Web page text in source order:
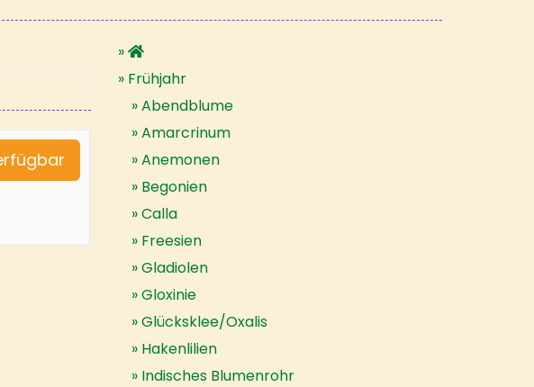
Frühjahr
Abendblume
Amarcrinum
Anemonen
Begonien
Calla
Freesien
Gladiolen
Gloxinie
Glücksklee/Oxalis
Hakenlilien
Indisches Blumenrohr